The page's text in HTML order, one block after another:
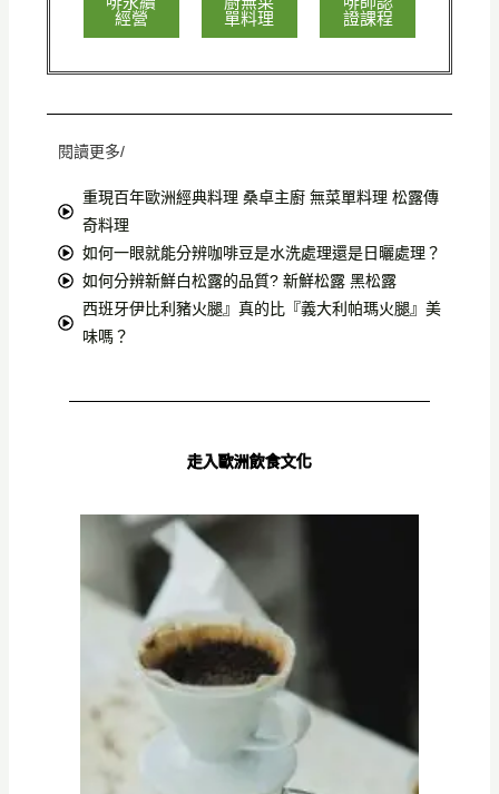
經營
單料理
證課程
閱讀更多/
重現百年歐洲經典料理 桑卓主廚 無菜單料理 松露傳
奇料理
如何一眼就能分辨咖啡豆是水洗處理還是日曬處理？
如何分辨新鮮白松露的品質? 新鮮松露 黑松露
西班牙伊比利豬火腿』真的比『義大利帕瑪火腿』美
味嗎？
走入歐洲飲食文化